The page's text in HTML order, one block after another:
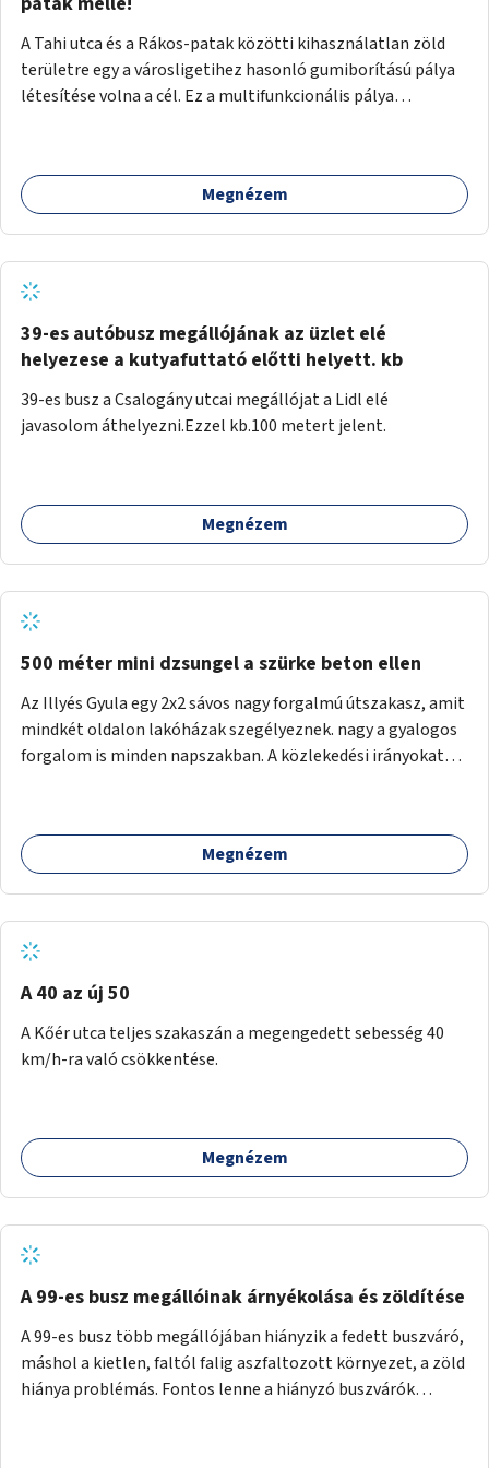
A Tahi utca és a Rákos-patak közötti kihasználatlan zöld
területre egy a városligetihez hasonló gumiborítású pálya
létesítése volna a cél. Ez a multifunkcionális pálya
Megnézem
39-es autóbusz megállójának az üzlet elé
helyezese a kutyafuttató előtti helyett. kb
39-es busz a Csalogány utcai megállójat a Lidl elé
javasolom áthelyezni.Ezzel kb.100 metert jelent.
Megnézem
500 méter mini dzsungel a szürke beton ellen
Az Illyés Gyula egy 2x2 sávos nagy forgalmú útszakasz, amit
mindkét oldalon lakóházak szegélyeznek. nagy a gyalogos
forgalom is minden napszakban. A közlekedési irányokat
szintű növényzettel, öntözőrendszerrel, esetleg
valamilyen vizes attrakcióval ami végfut mind az 500m-en.
Megnézem
A 40 az új 50
A Kőér utca teljes szakaszán a megengedett sebesség 40
km/h-ra való csökkentése.
Megnézem
A 99-es busz megállóinak árnyékolása és zöldítése
A 99-es busz több megállójában hiányzik a fedett buszváró,
máshol a kietlen, faltól falig aszfaltozott környezet, a zöld
hiánya problémás. Fontos lenne a hiányzó buszvárók